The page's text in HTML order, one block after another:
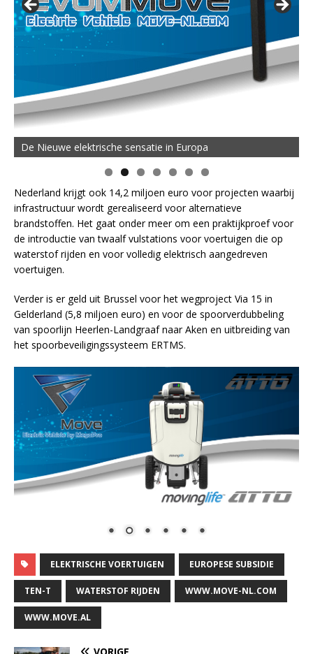
De Nieuwe elektrische sensatie in Europa
Nederland krijgt ook 14,2 miljoen euro voor projecten waarbij
infrastructuur wordt gerealiseerd voor alternatieve
brandstoffen. Het gaat onder meer om een praktijkproef voor
de introductie van twaalf vulstations voor voertuigen die op
waterstof rijden en voor volledig elektrisch aangedreven
voertuigen.
Verder is er geld uit Brussel voor het wegproject Via 15 in
Gelderland (5,8 miljoen euro) en voor de spoorverdubbeling
van spoorlijn Heerlen-Landgraaf naar Aken en uitbreiding van
het spoorbeveiligingssysteem ERTMS.
ELEKTRISCHE VOERTUIGEN EUROPESE SUBSIDIE
TEN-T WATERSTOF RIJDEN WWW.MOVE-NL.COM
WWW.MOVE.AL